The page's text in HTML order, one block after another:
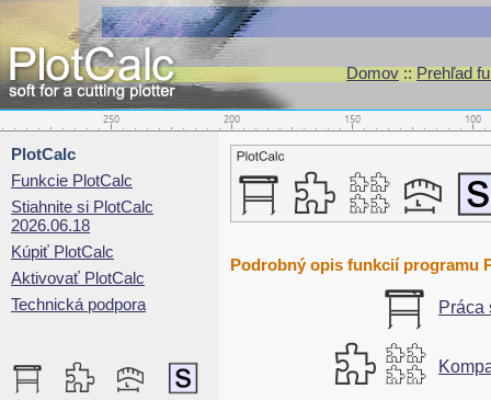
Domov::Prehľad
PlotCalc
Funkcie PlotCalc
Stiahnite si PlotCalc
2026.06.18
Kúpiť PlotCalc
Aktivovať PlotCalc
Technická podpora
Podrobný opis funkcií programu
Práca